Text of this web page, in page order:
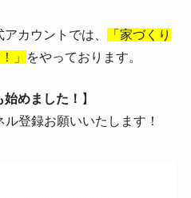
カウントでは、
「家づくり
」
をやっております。
始めました！ 】
登録お願いいたします！